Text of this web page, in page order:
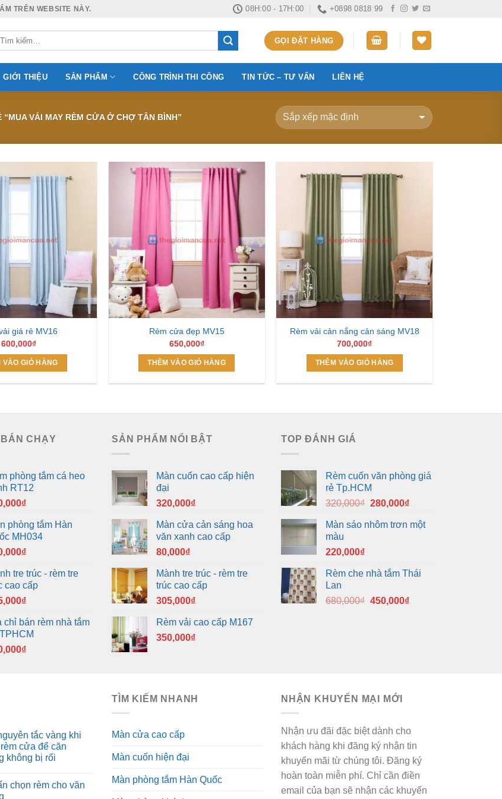
TRÊN WEBSITE NÀY. 08H:00 - 17H:00 +0898 0818 99
GỌI ĐẶT HÀNG
GIỚI THIỆU SẢN PHẨM CÔNG TRÌNH THI CÔNG TIN TỨC – TƯ VẤN LIÊN HỆ
VẢI MAY RÈM CỬA Ở CHỢ TÂN BÌNH”
giá rẻ MV16
600,000₫
VÀO GIỎ HÀNG
Add to
Wishlist
Rèm cửa đẹp MV15
650,000₫
THÊM VÀO GIỎ HÀNG
Rèm vải cản nắng cản sáng MV18
700,000₫
THÊM VÀO GIỎ HÀNG
CHẠY
phòng tắm cá heo
RT12
₫
phòng tắm Hàn
MH034
₫
tre trúc - rèm tre
cao cấp
₫
chỉ bán rèm nhà tắm
₫
SẢN PHẨM NỔI BẬT
Màn cuốn cao cấp hiện
đại
320,000₫
Màn cửa cản sáng hoa
văn xanh cao cấp
80,000₫
Mành tre trúc - rèm tre
trúc cao cấp
305,000₫
Rèm vải cao cấp M167
350,000₫
TOP ĐÁNH GIÁ
Rèm cuốn văn phòng giá
rẻ Tp.HCM
320,000₫ Giá
là:
280,000₫Giá
tại
Màn sáo nhôm trơn một
màu
220,000₫
Rèm che nhà tắm Thái
Lan
680,000₫ Giá
450,000₫Giá
tắc vàng khi
cửa để căn
không bị rối
chọn rèm cho văn
TÌM KIẾM NHANH
Màn cửa cao cấp
Màn cuốn hiện đại
Màn phòng tắm Hàn Quốc
NHẬN KHUYẾN MẠI MỚI
Nhận ưu đãi đặc biệt dành cho
khách hàng khi đăng ký nhận tin
khuyến mãi từ chúng tôi. Đăng ký
hoàn toàn miễn phí. Chỉ cần điền
email của bạn sẽ nhận các khuyến